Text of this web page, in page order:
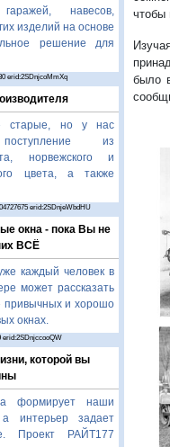
навесов,
изделий на основе
решение для
erid:2SDnjcoMmXq
старые, но у нас
из
норвежского и
цвета, а также
erid:2SDnjeWbdHU
окна - пока Вы не
ВСЁ
каждый человек в
может рассказать
привычных и хорошо
окнах.
которой вы
формирует наши
а интерьер задает
Проект РАЙТ177
чтобы
было